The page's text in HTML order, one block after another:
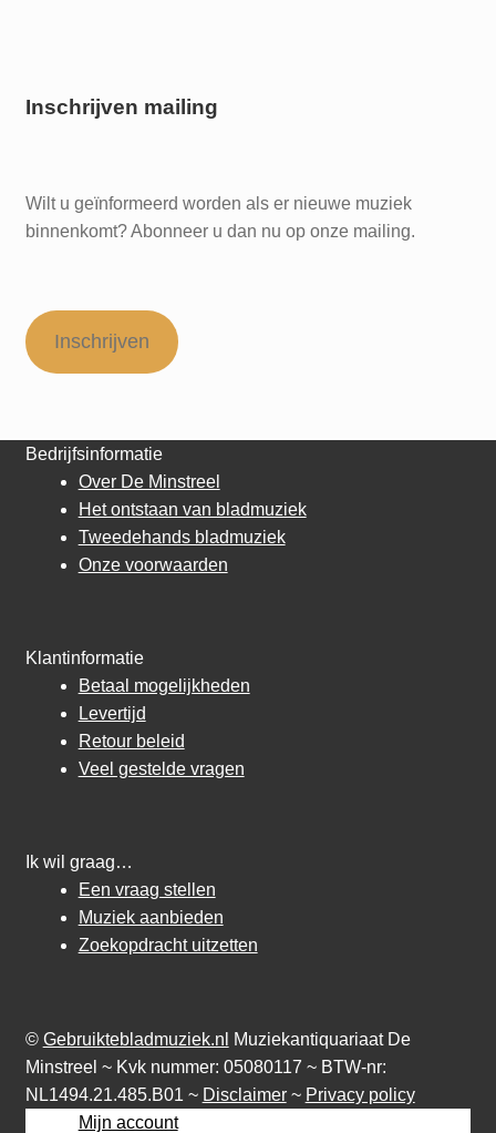
Inschrijven mailing
Wilt u geïnformeerd worden als er nieuwe muziek
binnenkomt? Abonneer u dan nu op onze mailing.
Inschrijven
Bedrijfsinformatie
Over De Minstreel
Het ontstaan van bladmuziek
Tweedehands bladmuziek
Onze voorwaarden
Klantinformatie
Betaal mogelijkheden
Levertijd
Retour beleid
Veel gestelde vragen
Ik wil graag…
Een vraag stellen
Muziek aanbieden
Zoekopdracht uitzetten
© Gebruiktebladmuziek.nl
Muziekantiquariaat De
Minstreel ~ Kvk nummer: 05080117 ~ BTW-nr:
NL1494.21.485.B01 ~ Disclaimer~ Privacy policy
Mijn account